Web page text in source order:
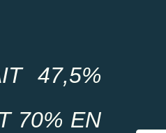
47,5%
70% EN